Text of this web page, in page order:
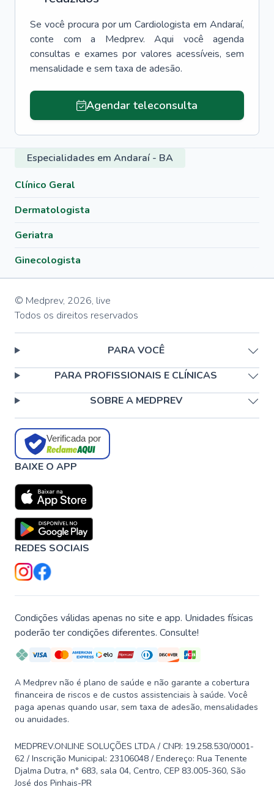
Se você procura por um Cardiologista em Andaraí,
conte com a Medprev. Aqui você agenda
consultas e exames por valores acessíveis, sem
mensalidade e sem taxa de adesão.
Agendar teleconsulta
Especialidades em Andaraí - BA
Clínico Geral
Dermatologista
Geriatra
Ginecologista
© Medprev, 2026, live
Todos os direitos reservados
PARA VOCÊ
PARA PROFISSIONAIS E CLÍNICAS
SOBRE A MEDPREV
Verificada por
BAIXE O APP
REDES SOCIAIS
Condições válidas apenas no site e app. Unidades físicas
poderão ter condições diferentes. Consulte!
A Medprev não é plano de saúde e não garante a cobertura
financeira de riscos e de custos assistenciais à saúde. Você
paga apenas quando usar, sem taxa de adesão, mensalidades
ou anuidades.
MEDPREV.ONLINE SOLUÇÕES LTDA / CNPJ: 19.258.530/0001-
62 / Inscrição Municipal: 23106048 / Endereço: Rua Tenente
Djalma Dutra, n° 683, sala 04, Centro, CEP 83.005-360, São
José dos Pinhais-PR